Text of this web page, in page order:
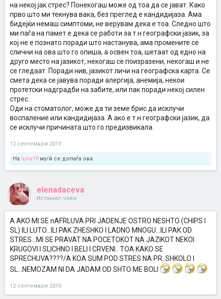
на некој јак стрес? Понекогаш може од тоа да се јават. Како
прво што ми текнува вака, без преглед е кандидијаза. Ама
бидејќи немаш симптоми, не верувам дека е тоа. Следно што
ми паѓа на памет е дека се работи за т.н географски јазик, за
кој не е познато поради што настанува, ама промените се
слични на ова што го опиша, а освен тоа, шетаат од едно на
друго место на јазикот, некогаш се поизразени, некогаш и не
се гледаат. Поради нив, јазикот личи на географска карта. Се
смета дека се јавува поради алергија, анемија, некои
протетски надградби на забите, или пак поради некој силен
стрес.
Оди на стоматолог, може да ти земе брис да исклучи
воспаление или кандидијаза. А ако е т.н географски јазик, да
се исклучи причината што го предизвикала.
12 септември 2010
На luna18 му/ѝ се допаѓа ова.
elenadaceva
Истакнат член
A AKO MI SE nAFRLUVA PRI JADENJE OSTRO NESHTO (CHIPS I
SL) ILI LUTO...ILI PAK ZHESHKO I LADNO MNOGU...ILI PAK OD
STRES...MI SE PRAVAT NA POCETOKOT NA JAZIKOT NEKOI
KRUGOVI I SLICHNO I BELI I CRVENI.. TOA KAKO SE
SPRECHUVA????/A KOA SUM POD STRES NA PR..SHKOLO I
SL...NEMOZAM NI DA JADAM OD SHTO ME BOLI
12 септември 2010